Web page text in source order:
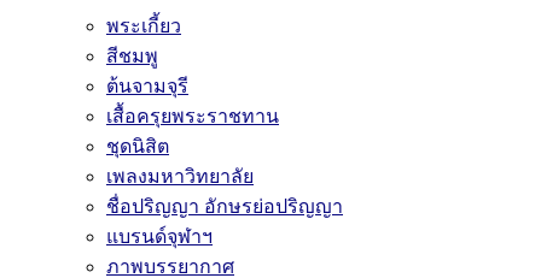
พระเกี้ยว
สีชมพู
ต้นจามจุรี
เสื้อครุยพระราชทาน
ชุดนิสิต
เพลงมหาวิทยาลัย
ชื่อปริญญา อักษรย่อปริญญา
แบรนด์จุฬาฯ
ภาพบรรยากาศ